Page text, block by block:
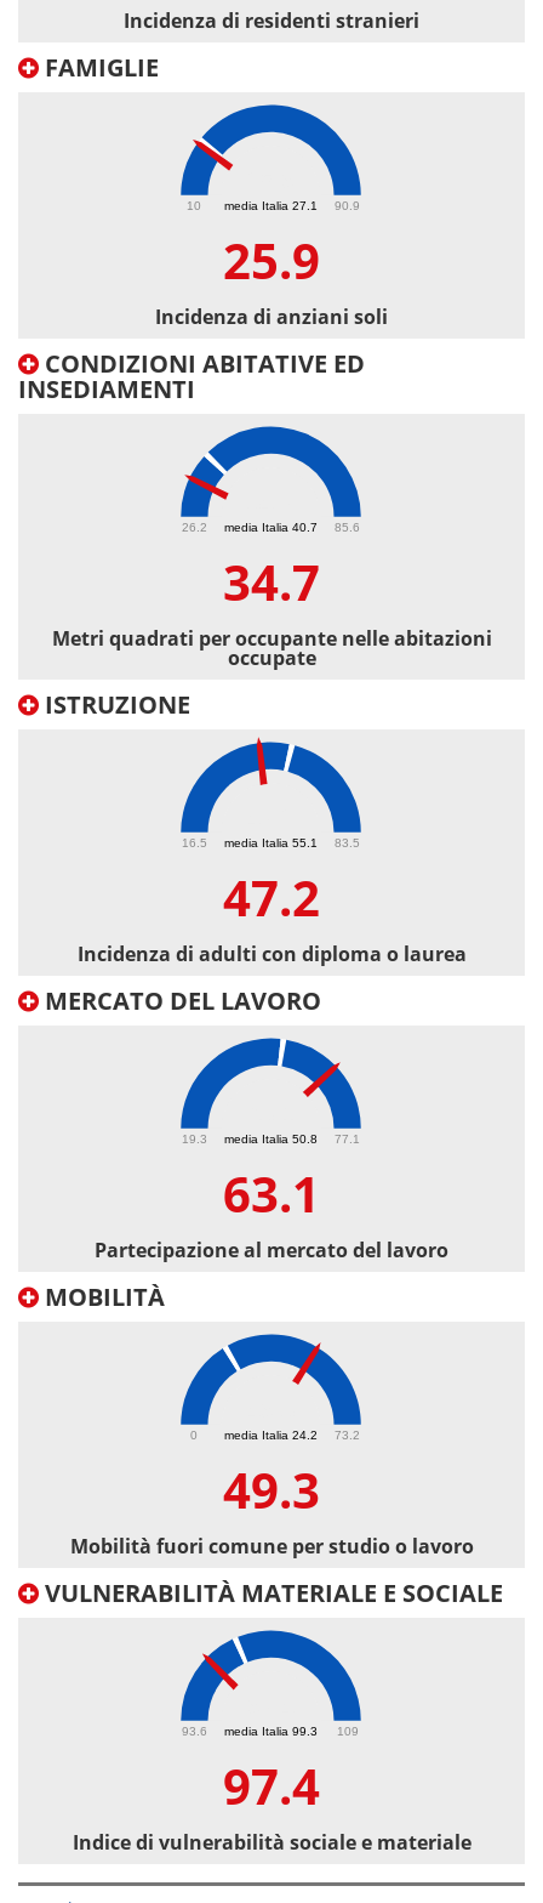
Incidenza di residenti stranieri
FAMIGLIE
media Italia 27.1
10 90.9
25.9
Incidenza di anziani soli
CONDIZIONI ABITATIVE ED
INSEDIAMENTI
media Italia 40.7
26.2 85.6
34.7
Metri quadrati per occupante nelle abitazioni
occupate
ISTRUZIONE
media Italia 55.1
16.5 83.5
47.2
Incidenza di adulti con diploma o laurea
MERCATO DEL LAVORO
media Italia 50.8
19.3 77.1
63.1
Partecipazione al mercato del lavoro
MOBILITÀ
media Italia 24.2
0 73.2
49.3
Mobilità fuori comune per studio o lavoro
VULNERABILITÀ MATERIALE E SOCIALE
media Italia 99.3
93.6 109
97.4
Indice di vulnerabilità sociale e materiale